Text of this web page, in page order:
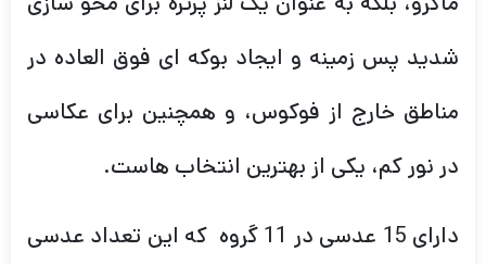
شدید پس زمینه و ایجاد بوکه ای فوق العاده در
مناطق خارج از فوکوس، و همچنین برای عکاسی
در نور کم، یکی از بهترین انتخاب هاست.
دارای 15 عدسی در 11 گروه که این تعداد عدسی